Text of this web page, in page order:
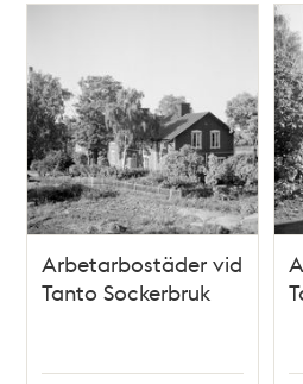
Arbetarbostäder vid
Tanto Sockerbruk